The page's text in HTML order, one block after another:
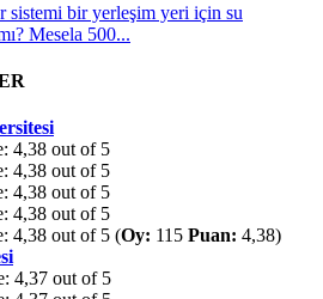
sistemi bir yerleşim yeri için su
Mesela 500...
(Oy: 115 Puan: 4,38)